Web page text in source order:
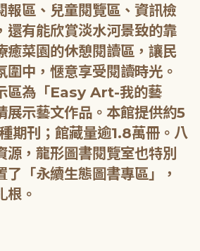
報區、兒童閱覽區、資訊檢
還有能欣賞淡水河景致的靠
癒菜園的休憩閱讀區，讓民
圍中，愜意享受閱讀時光。
區為「Easy Art-我的藝
展示藝文作品。本館提供約5
期刊；館藏量逾1.8萬冊。八
源，龍形圖書閱覽室也特別
了「永續生態圖書專區」，